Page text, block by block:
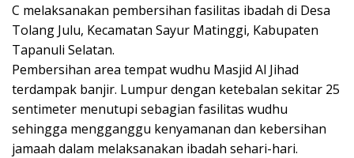
C melaksanakan pembersihan fasilitas ibadah di Desa
Tolang Julu, Kecamatan Sayur Matinggi, Kabupaten
Tapanuli Selatan.
Pembersihan area tempat wudhu Masjid Al Jihad
terdampak banjir. Lumpur dengan ketebalan sekitar 25
sentimeter menutupi sebagian fasilitas wudhu
sehingga mengganggu kenyamanan dan kebersihan
jamaah dalam melaksanakan ibadah sehari-hari.